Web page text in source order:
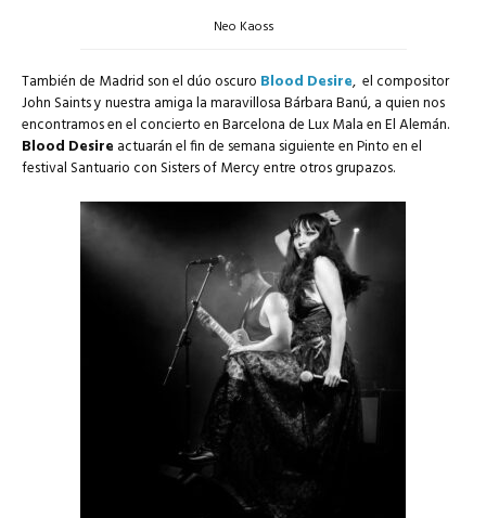
Neo Kaoss
También de Madrid son el dúo oscuro Blood Desire, el compositor
John Saints y nuestra amiga la maravillosa Bárbara Banú, a quien nos
encontramos en el concierto en Barcelona de Lux Mala en El Alemán.
Blood Desire actuarán el fin de semana siguiente en Pinto en el
festival Santuario con Sisters of Mercy entre otros grupazos.